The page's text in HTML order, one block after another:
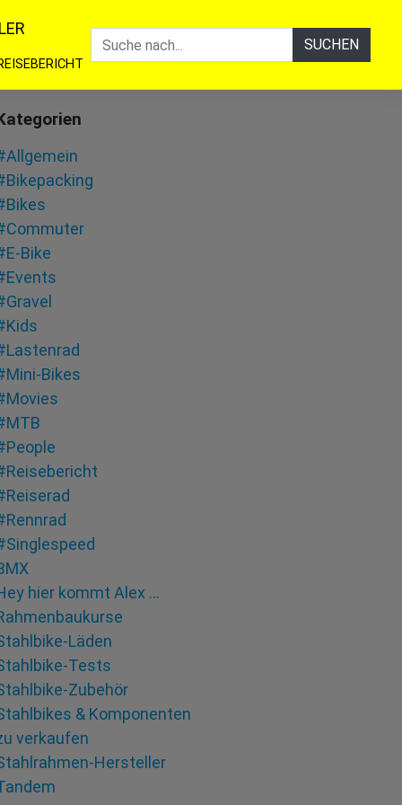
SUCHEN
Bike
Bikes
hier kommt Alex …
Läden
Tests
Zubehör
& Komponenten
verkaufen
Hersteller